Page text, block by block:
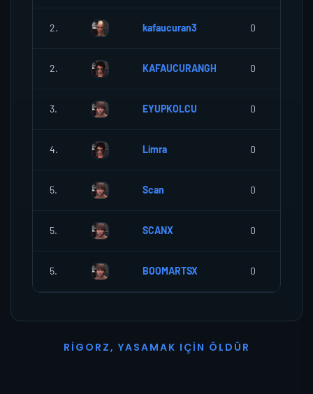
2. kafaucuran3 0
2. KAFAUCURANGH 0
3. EYUPKOLCU 0
4. Limra 0
5. Scan 0
5. SCANX 0
5. BOOMARTSX 0
R I G O R Z, YASAMAK I ÇI N Ö L D Ü R